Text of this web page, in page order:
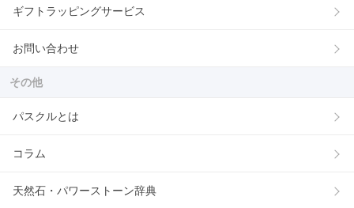
ギフトラッピングサービス
お問い合わせ
その他
パスクルとは
コラム
天然石・パワーストーン辞典